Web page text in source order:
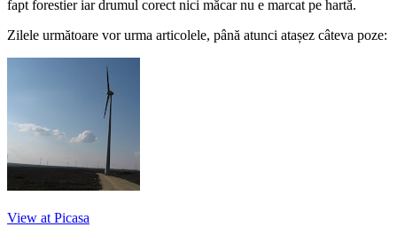
fapt forestier iar drumul corect nici măcar nu e marcat pe hartă.
Zilele următoare vor urma articolele, până atunci atașez câteva poze:
View at Picasa